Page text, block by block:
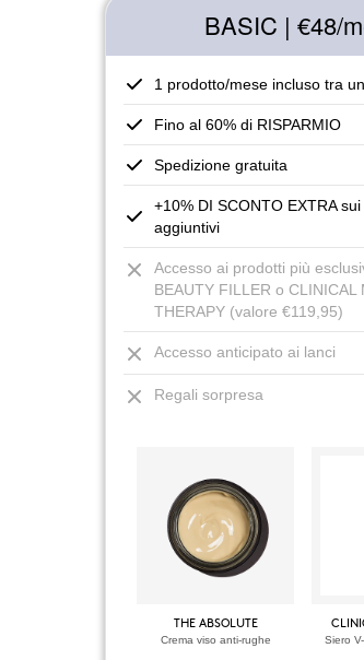
BASIC | €48/
1 prodotto/mese incluso tra
Fino al 60% di RISPARMIO
Spedizione gratuita
+10% DI SCONTO EXTRA
aggiuntivi
Accesso ai prodotti più
BEAUTY FILLER o CLINICAL
THERAPY (valore €119,95)
Accesso anticipato ai lanci
Regali sorpresa
THE ABSOLUTE
Crema viso anti-rughe Siero